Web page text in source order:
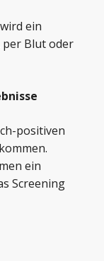
ein
per Blut oder
positiven
ein
Screening